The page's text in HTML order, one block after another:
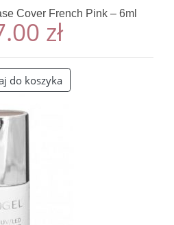
Cover French Pink – 6ml
zł
do koszyka